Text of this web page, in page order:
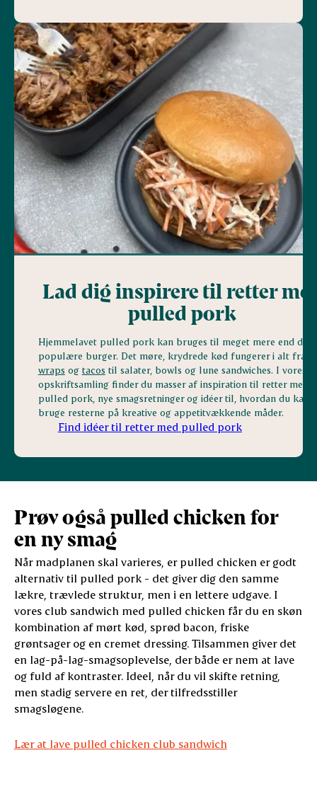
Lad dig inspirere til retter
pulled pork
Hjemmelavet pulled pork kan bruges til meget mere end den
populære burger. Det møre, krydrede kød fungerer i alt fra
wraps og tacos til salater, bowls og lune sandwiches. I vores
opskriftsamling finder du masser af inspiration til retter med
pulled pork, nye smagsretninger og idéer til, hvordan du kan
bruge resterne på kreative og appetitvækkende måder.
Find idéer til retter med pulled pork
Prøv også pulled chicken for
en ny smag
Når madplanen skal varieres, er pulled chicken er godt
alternativ til pulled pork - det giver dig den samme
lækre, trævlede struktur, men i en lettere udgave. I
vores club sandwich med pulled chicken får du en skøn
kombination af mørt kød, sprød bacon, friske
grøntsager og en cremet dressing. Tilsammen giver det
en lag-på-lag-smagsoplevelse, der både er nem at lave
og fuld af kontraster. Ideel, når du vil skifte retning,
men stadig servere en ret, der tilfredsstiller
smagsløgene.
Lær at lave pulled chicken club sandwich